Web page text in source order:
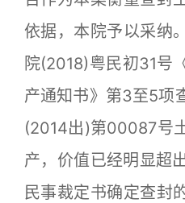
依据，本院予以采纳
院(2018)粤民初31号
产通知书》第3至5项
(2014出)第00087号
产，价值已经明显超
民事裁定书确定查封